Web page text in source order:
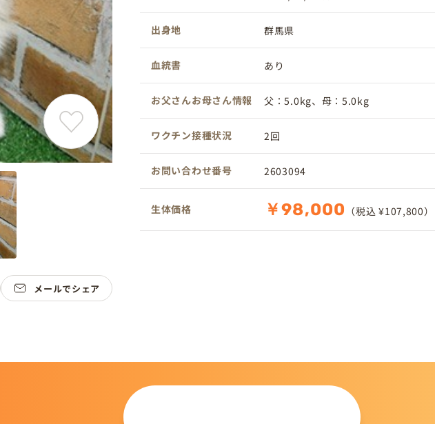
出身地 群馬県
血統書 あり
お父さんお母さん情報 父：5.0kg、母：5.0kg
ワクチン接種状況 2回
お問い合わせ番号 2603094
生体価格 ￥98,000 （税込 ¥107,800）
メールでシェア